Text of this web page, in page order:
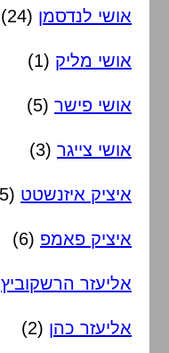
אושי לנדסמן (24)
אושי מליק (1)
אושי פישר (5)
אושי צייגר (3)
איציק איזנשטט (35)
איציק פאמפ (6)
אליעזר הרשקוביץ
אליעזר כהן (2)